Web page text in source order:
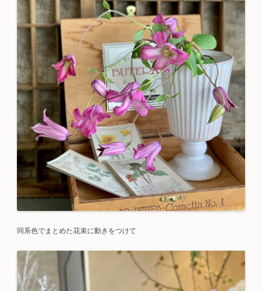
同系色でまとめた花束に動きをつけて